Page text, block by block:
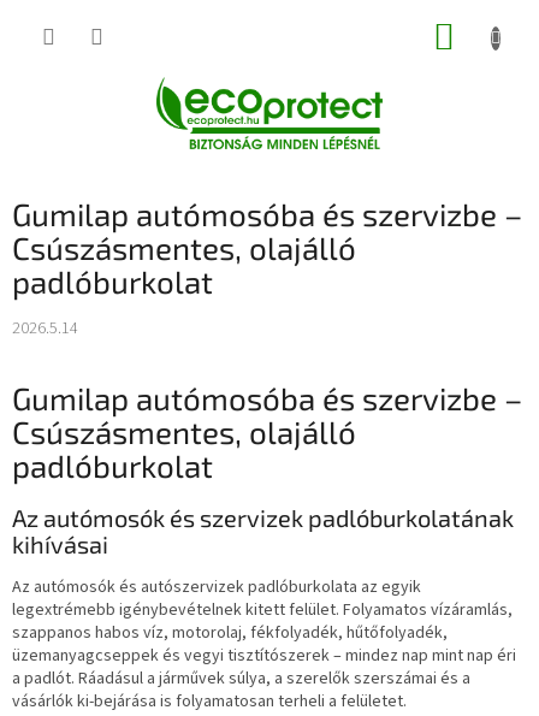
KOSÁR
Gumilap autómosóba és szervizbe –
Csúszásmentes, olajálló
padlóburkolat
2026.5.14
Gumilap autómosóba és szervizbe –
Csúszásmentes, olajálló
padlóburkolat
Az autómosók és szervizek padlóburkolatának
kihívásai
Az autómosók és autószervizek padlóburkolata az egyik
legextrémebb igénybevételnek kitett felület. Folyamatos vízáramlás,
szappanos habos víz, motorolaj, fékfolyadék, hűtőfolyadék,
üzemanyagcseppek és vegyi tisztítószerek – mindez nap mint nap éri
a padlót. Ráadásul a járművek súlya, a szerelők szerszámai és a
vásárlók ki-bejárása is folyamatosan terheli a felületet.